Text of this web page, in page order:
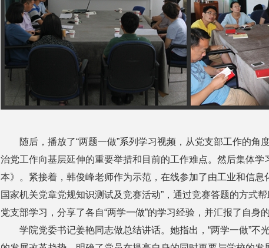
随后，播放了“两题一做”系列学习视频，从党支部工作的角
治党工作向基层延伸的重要举措和目前的工作难点。然后集体
本》。紧接着，韩俊峰老师作为示范，在线参加了由工业和信
国家机关党章党规知识测试及竞赛活动”，通过竞赛答题的方式
党支部学习，分享了各自“两学一做”的学习经验，并汇报了自身
学院党委书记姜艳同志做总结讲话。她指出，“两学一做”不